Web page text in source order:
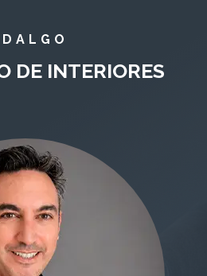
DE INTERIORES